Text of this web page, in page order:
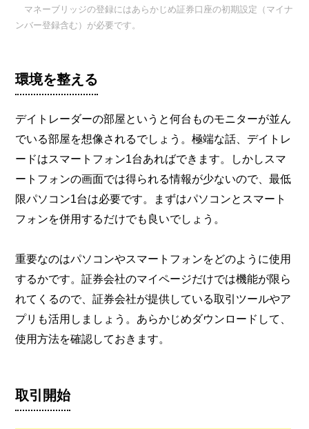
マネーブリッジの登録にはあらかじめ証券口座の初期設定（マイナ
ンバー登録含む）が必要です。
環境を整える
デイトレーダーの部屋というと何台ものモニターが並ん
でいる部屋を想像されるでしょう。極端な話、デイトレ
ードはスマートフォン1台あればできます。しかしスマ
ートフォンの画面では得られる情報が少ないので、最低
限パソコン1台は必要です。まずはパソコンとスマート
フォンを併用するだけでも良いでしょう。
重要なのはパソコンやスマートフォンをどのように使用
するかです。証券会社のマイページだけでは機能が限ら
れてくるので、証券会社が提供している取引ツールやア
プリも活用しましょう。あらかじめダウンロードして、
使用方法を確認しておきます。
取引開始